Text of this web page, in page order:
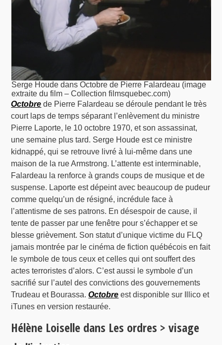
Serge Houde dans Octobre de Pierre Falardeau (image
extraite du film – Collection filmsquebec.com)
Octobre de Pierre Falardeau se déroule pendant le très
court laps de temps séparant l’enlèvement du ministre
Pierre Laporte, le 10 octobre 1970, et son assassinat,
une semaine plus tard. Serge Houde est ce ministre
kidnappé, qui se retrouve livré à lui-même dans une
maison de la rue Armstrong. L’attente est interminable,
Falardeau la renforce à grands coups de musique et de
suspense. Laporte est dépeint avec beaucoup de pudeur
comme quelqu’un de résigné, incrédule face à
l’attentisme de ses patrons. En désespoir de cause, il
tente de passer par une fenêtre pour s’échapper et se
blesse grièvement. Son statut d’unique victime du FLQ
jamais montrée par le cinéma de fiction québécois en fait
le symbole de tous ceux et celles qui ont souffert des
actes terroristes d’alors. C’est aussi le symbole d’un
sacrifié sur l’autel des convictions des gouvernements
Trudeau et Bourassa.Octobre est disponible sur Illico et
iTunes en version restaurée.
Hélène Loiselle dans Les ordres > visage